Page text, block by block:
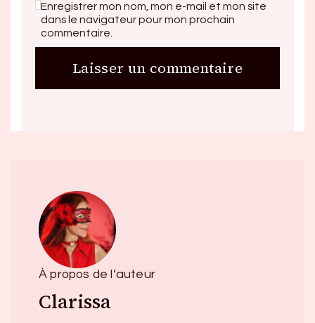
Enregistrer mon nom, mon e-mail et mon site
dans le navigateur pour mon prochain
commentaire.
À propos de l’auteur
Clarissa